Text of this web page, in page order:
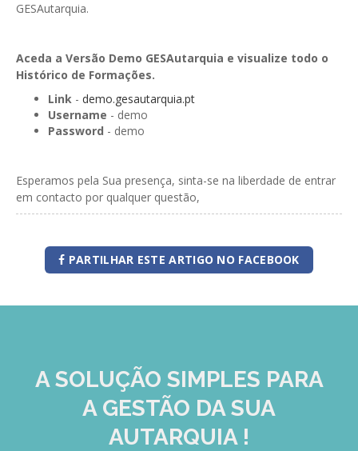
GESAutarquia.
Aceda a Versão Demo GESAutarquia e visualize todo o
Histórico de Formações.
Link - demo.gesautarquia.pt
Username - demo
Password - demo
Esperamos pela Sua presença, sinta-se na liberdade de entrar
em contacto por qualquer questão,
PARTILHAR ESTE ARTIGO NO FACEBOOK
A SOLUÇÃO SIMPLES PARA
A GESTÃO DA SUA
AUTARQUIA !